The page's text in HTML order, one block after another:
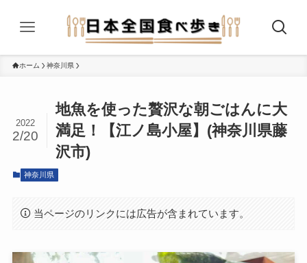
ホーム 神奈川県
地魚を使った贅沢な朝ごはんに大
満足！【江ノ島小屋】(神奈川県藤
沢市)
2022
2/20
神奈川県
当ページのリンクには広告が含まれています。